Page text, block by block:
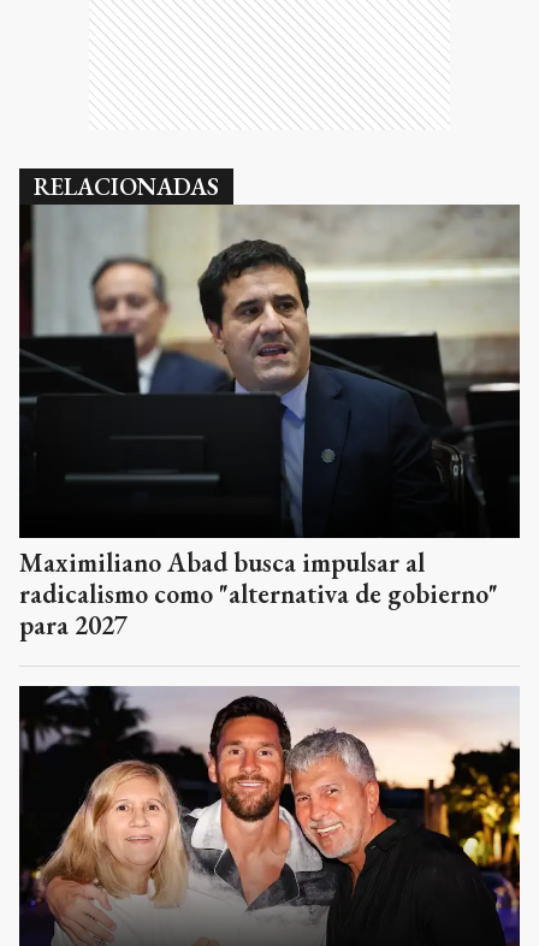
RELACIONADAS
Maximiliano Abad busca impulsar al
radicalismo como "alternativa de gobierno"
para 2027